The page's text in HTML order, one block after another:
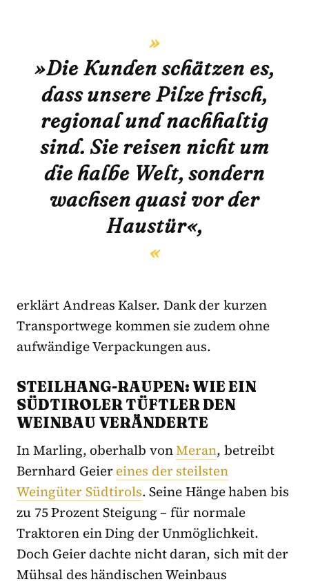
»Die Kunden schätzen es,
dass unsere Pilze frisch,
regional und nachhaltig
sind. Sie reisen nicht um
die halbe Welt, sondern
wachsen quasi vor der
Haustür«,
erklärt Andreas Kalser. Dank der kurzen
Transportwege kommen sie zudem ohne
aufwändige Verpackungen aus.
STEILHANG-RAUPEN: WIE EIN
SÜDTIROLER TÜFTLER DEN
WEINBAU VERÄNDERTE
In Marling, oberhalb vonMeran, betreibt
Bernhard Geiereines der steilsten
Weingüter Südtirols. Seine Hänge haben bis
zu 75 Prozent Steigung – für normale
Traktoren ein Ding der Unmöglichkeit.
Doch Geier dachte nicht daran, sich mit der
Mühsal des händischen Weinbaus